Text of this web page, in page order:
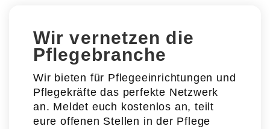
Wir vernetzen die
Pflegebranche
Wir bieten für Pflegeeinrichtungen und
Pflegekräfte das perfekte Netzwerk
an. Meldet euch kostenlos an, teilt
eure offenen Stellen in der Pflege